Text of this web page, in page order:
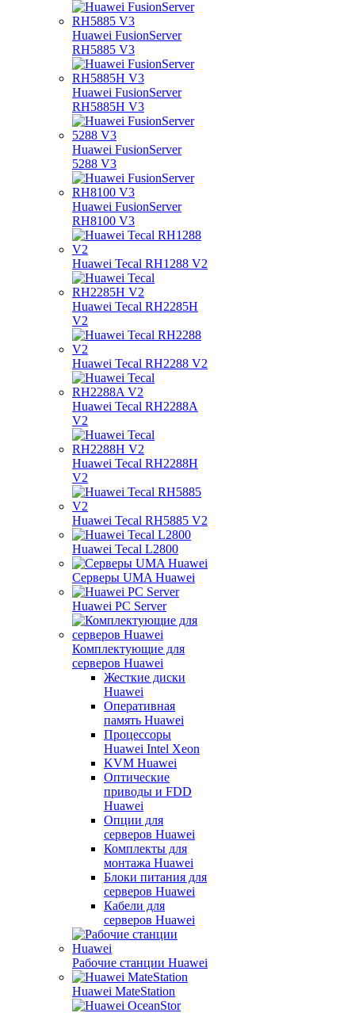
Huawei FusionServer
RH5885 V3
Huawei FusionServer
RH5885H V3
Huawei FusionServer
5288 V3
Huawei FusionServer
RH8100 V3
Huawei Tecal RH1288 V2
Huawei Tecal RH2285H
V2
Huawei Tecal RH2288 V2
Huawei Tecal RH2288A
V2
Huawei Tecal RH2288H
V2
Huawei Tecal RH5885 V2
Huawei Tecal L2800
Серверы UMA Huawei
Huawei PC Server
Комплектующие для
серверов Huawei
Жесткие диски
Huawei
Оперативная
память Huawei
Процессоры
Huawei Intel Xeon
KVM Huawei
Оптические
приводы и FDD
Huawei
Опции для
серверов Huawei
Комплекты для
монтажа Huawei
Блоки питания для
серверов Huawei
Кабели для
серверов Huawei
Рабочие станции Huawei
Huawei MateStation